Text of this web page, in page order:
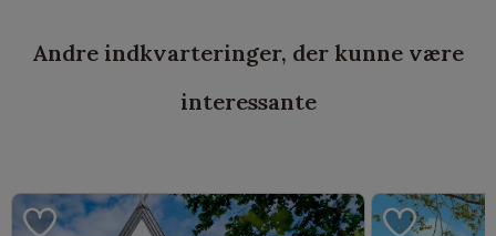
Andre indkvarteringer, der kunne være
interessante